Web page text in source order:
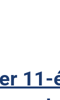
11-